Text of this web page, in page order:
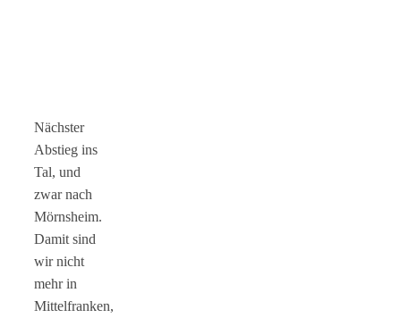
Nächster
Abstieg ins
Tal, und
zwar nach
Mörnsheim.
Damit sind
wir nicht
mehr in
Mittelfranken,